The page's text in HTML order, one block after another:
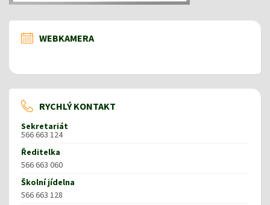
WEBKAMERA
RYCHLÝ KONTAKT
Sekretariát
566 663 124
Ředitelka
566 663 060
Školní jídelna
566 663 128